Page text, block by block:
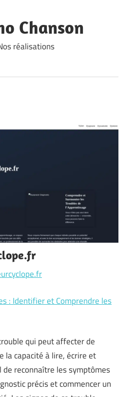
Chanson
réalisations
: Identifier et Comprendre les
qui peut affecter de
la capacité à lire, écrire et
de reconnaître les symptômes
précis et commencer un